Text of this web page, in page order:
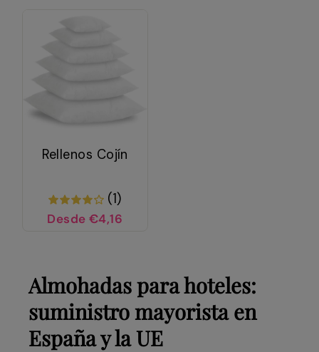
Rellenos Cojín
(1)
Desde €4,16
Almohadas para hoteles:
suministro mayorista en
España y la UE